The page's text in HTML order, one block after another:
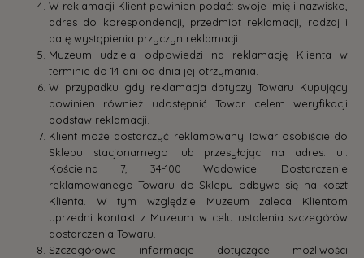
W reklamacji Klient powinien podać: swoje imię i nazwisko,
adres do korespondencji, przedmiot reklamacji, rodzaj i
datę wystąpienia przyczyn reklamacji.
Muzeum udziela odpowiedzi na reklamację Klienta w
terminie do 14 dni od dnia jej otrzymania.
W przypadku gdy reklamacja dotyczy Towaru Kupujący
powinien również udostępnić Towar celem weryfikacji
podstaw reklamacji.
Klient może dostarczyć reklamowany Towar osobiście do
Sklepu stacjonarnego lub przesyłając na adres: ul.
Kościelna 7, 34-100 Wadowice. Dostarczenie
reklamowanego Towaru do Sklepu odbywa się na koszt
Klienta. W tym względzie Muzeum zaleca Klientom
uprzedni kontakt z Muzeum w celu ustalenia szczegółów
dostarczenia Towaru.
Szczegółowe informacje dotyczące możliwości